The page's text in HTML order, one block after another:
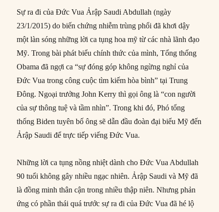
Sự ra đi của Đức Vua Ảrập Saudi Abdullah (ngày
23/1/2015) do biến chứng nhiễm trùng phổi đã khơi dậy
một làn sóng những lời ca tụng hoa mỹ từ các nhà lãnh đạo
Mỹ. Trong bài phát biểu chính thức của mình, Tổng thống
Obama đã ngợi ca “sự đóng góp không ngừng nghỉ của
Đức Vua trong công cuộc tìm kiếm hòa bình” tại Trung
Đông. Ngoại trưởng John Kerry thì gọi ông là “con người
của sự thông tuệ và tầm nhìn”. Trong khi đó, Phó tổng
thống Biden tuyên bố ông sẽ dẫn đầu đoàn đại biểu Mỹ đến
Ảrập Saudi để trực tiếp viếng Đức Vua.
Những lời ca tụng nồng nhiệt dành cho Đức Vua Abdullah
90 tuổi không gây nhiều ngạc nhiên. Ảrập Saudi và Mỹ đã
là đồng minh thân cận trong nhiều thập niên. Nhưng phản
ứng có phần thái quá trước sự ra đi của Đức Vua đã hé lộ